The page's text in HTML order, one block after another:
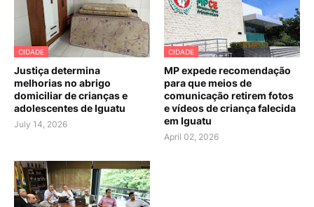
CIDADE
Justiça determina
melhorias no abrigo
domiciliar de crianças e
adolescentes de Iguatu
July 14, 2026
CIDADE
MP expede recomendação
para que meios de
comunicação retirem fotos
e vídeos de criança falecida
em Iguatu
April 02, 2026